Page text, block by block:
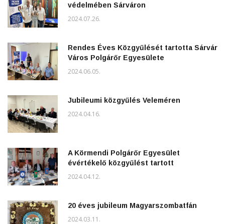
védelmében Sárváron
2024.07.26.
Rendes Éves Közgyűlését tartotta Sárvár
Város Polgárőr Egyesülete
2024.06.05.
Jubileumi közgyűlés Veleméren
2024.04.16.
A Körmendi Polgárőr Egyesület
évértékelő közgyűlést tartott
2024.04.12.
20 éves jubileum Magyarszombatfán
2024.03.11.